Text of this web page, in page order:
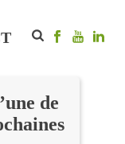
de